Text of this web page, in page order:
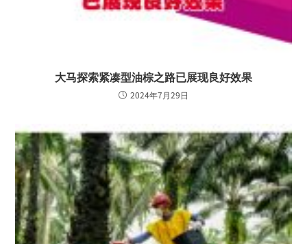
大马探索紧凑型油棕之路已展现良好效果
2024年7月29日